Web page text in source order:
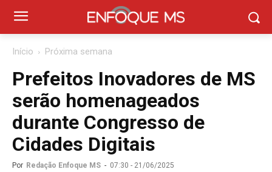
Início Próxima semana
Prefeitos Inovadores de MS
serão homenageados
durante Congresso de
Cidades Digitais
Por Redação Enfoque MS - 07:30 - 21/06/2025